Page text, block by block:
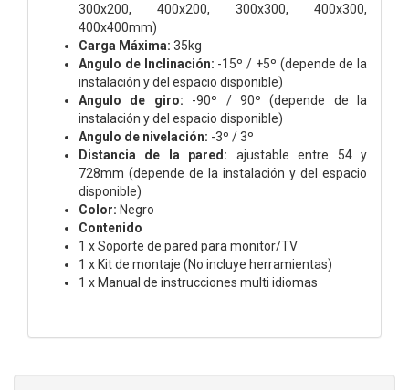
300x200, 400x200, 300x300, 400x300,
400x400mm)
Carga Máxima: 35kg
Angulo de Inclinación: -15º / +5º (depende de la
instalación y del espacio disponible)
Angulo de giro: -90º / 90º (depende de la
instalación y del espacio disponible)
Angulo de nivelación: -3º / 3º
Distancia de la pared: ajustable entre 54 y
728mm (depende de la instalación y del espacio
disponible)
Color: Negro
Contenido
1 x Soporte de pared para monitor/TV
1 x Kit de montaje (No incluye herramientas)
1 x Manual de instrucciones multi idiomas